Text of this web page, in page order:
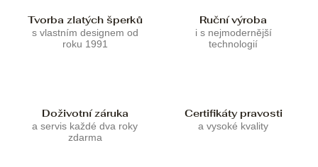
Tvorba zlatých šperků
s vlastním designem od
roku 1991
Ruční výroba
i s nejmodernější
technologií
Doživotní záruka
a servis každé dva roky
zdarma
Certifikáty pravosti
a vysoké kvality